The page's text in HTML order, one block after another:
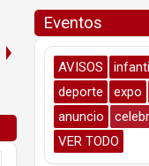
Eventos
AVISOS
deporte
expo
anuncio
VER TODO